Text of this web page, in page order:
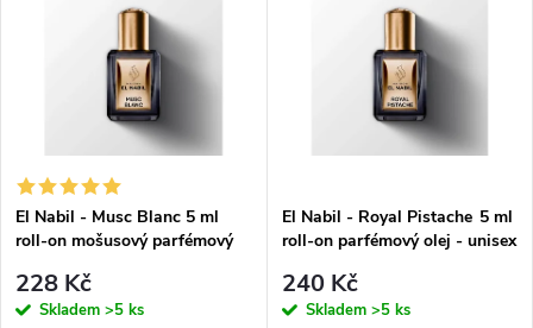
í
p
r
s
p
El Nabil - Musc Blanc 5 ml
roll-on mošusový parfémový
228 Kč
Skladem >5 ks
El Nabil - Royal Pistache 5 ml
roll-on parfémový olej - unisex
240 Kč
Skladem >5 ks